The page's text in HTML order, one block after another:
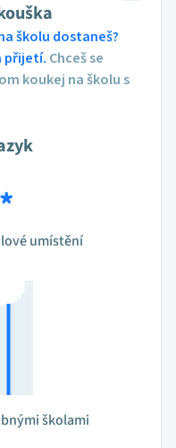
školu dostaneš?
přijetí. Chceš se
koukej na školu s
*
umístění
školami